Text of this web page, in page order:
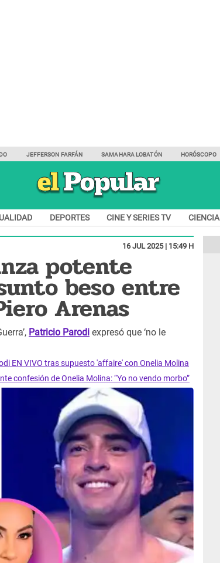
JEFFERSON FARFÁN SAMAHARA LOBATÓN HORÓSCOPO
DEPORTES CINE Y SERIES TV CIENCIA
16 JUL 2025 | 15:49 H
potente
beso entre
Arenas
Patricio Parodi expresó que ‘no le
EN VIVO tras supuesto 'affaire' con Onelia Molina
confesión de Onelia Molina: “Yo no vendo morbo”